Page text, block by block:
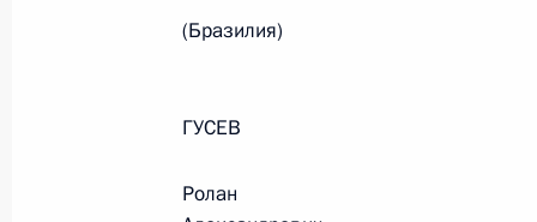
23 июля 2026 года, 19:00
(Бразилия)
ГУСЕВ
Ролан